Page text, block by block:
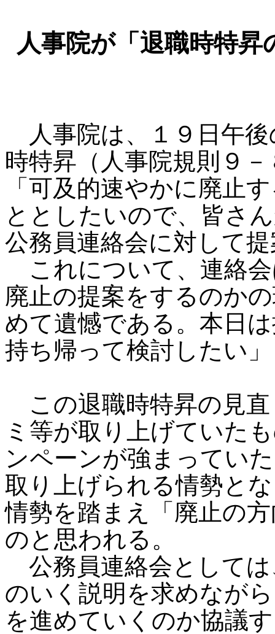
人事院が「退職時特
人事院は、１９日午後
時特昇（人事院規則９
「可及的速やかに廃止
ととしたいので、皆さ
公務員連絡会に対して
これについて、連絡
廃止の提案をするのか
めて遺憾である。本日
持ち帰って検討したい
この退職時特昇の見
ミ等が取り上げていた
ンペーンが強まってい
取り上げられる情勢と
情勢を踏まえ「廃止の
のと思われる。
公務員連絡会としては
のいく説明を求めなが
を進めていくのか協議